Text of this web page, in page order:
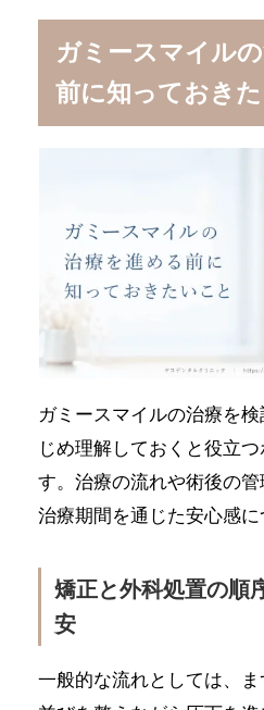
ガミースマイル
前に知っておき
ガミースマイルの治療を
じめ理解しておくと役立
す。治療の流れや術後の管
治療期間を通じた安心感に
矯正と外科処置の順
安
一般的な流れとしては、